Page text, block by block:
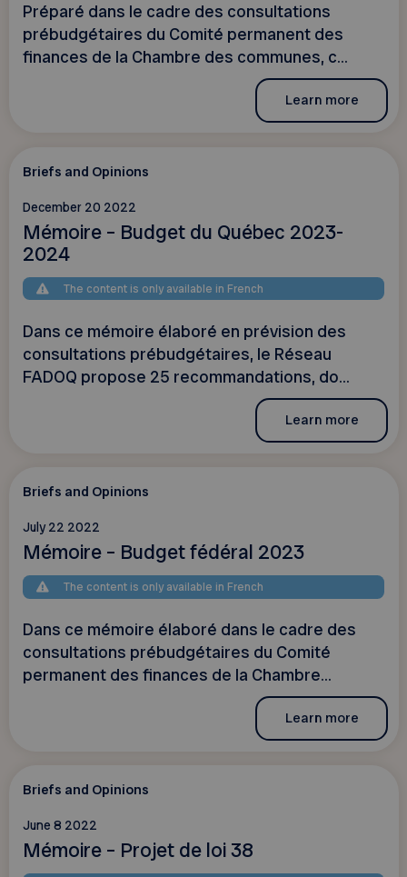
Préparé dans le cadre des consultations
prébudgétaires du Comité permanent des
finances de la Chambre des communes, c...
Learn more
Briefs and Opinions
December 20 2022
Mémoire – Budget du Québec 2023-
2024
The content is only available in French
Dans ce mémoire élaboré en prévision des
consultations prébudgétaires, le Réseau
FADOQ propose 25 recommandations, do...
Learn more
Briefs and Opinions
July 22 2022
Mémoire – Budget fédéral 2023
The content is only available in French
Dans ce mémoire élaboré dans le cadre des
consultations prébudgétaires du Comité
permanent des finances de la Chambre...
Learn more
Briefs and Opinions
June 8 2022
Mémoire – Projet de loi 38